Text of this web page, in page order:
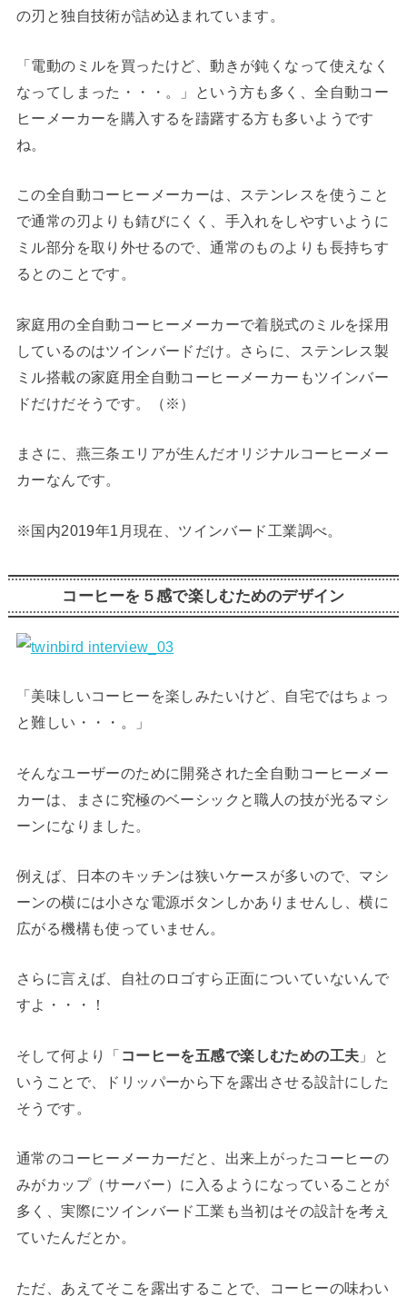
の刃と独自技術が詰め込まれています。
「電動のミルを買ったけど、動きが鈍くなって使えなく
なってしまった・・・。」という方も多く、全自動コー
ヒーメーカーを購入するを躊躇する方も多いようです
ね。
この全自動コーヒーメーカーは、ステンレスを使うこと
で通常の刃よりも錆びにくく、手入れをしやすいように
ミル部分を取り外せるので、通常のものよりも長持ちす
るとのことです。
家庭用の全自動コーヒーメーカーで着脱式のミルを採用
しているのはツインバードだけ。さらに、ステンレス製
ミル搭載の家庭用全自動コーヒーメーカーもツインバー
ドだけだそうです。（※）
まさに、燕三条エリアが生んだオリジナルコーヒーメー
カーなんです。
※国内2019年1月現在、ツインバード工業調べ。
コーヒーを５感で楽しむためのデザイン
「美味しいコーヒーを楽しみたいけど、自宅ではちょっ
と難しい・・・。」
そんなユーザーのために開発された全自動コーヒーメー
カーは、まさに究極のベーシックと職人の技が光るマシ
ーンになりました。
例えば、日本のキッチンは狭いケースが多いので、マシ
ーンの横には小さな電源ボタンしかありませんし、横に
広がる機構も使っていません。
さらに言えば、自社のロゴすら正面についていないんで
すよ・・・！
そして何より「 コーヒーを五感で楽しむための工夫 」と
いうことで、ドリッパーから下を露出させる設計にした
そうです。
通常のコーヒーメーカーだと、出来上がったコーヒーの
みがカップ（サーバー）に入るようになっていることが
多く、実際にツインバード工業も当初はその設計を考え
ていたんだとか。
ただ、あえてそこを露出することで、コーヒーの味わい